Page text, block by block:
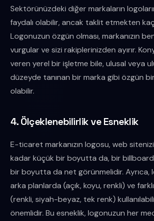
Sektörünüzdeki diğer markaların
faydalı olabilir, ancak taklit etmekten
Logonuzun özgün olması, markanızın
vurgular ve sizi rakiplerinizden ayırır.
veren yerel bir işletme bile, ulusal veya
düzeyde tanınan bir marka gibi özgün
olabilir.
4. Ölçeklenebilirlik ve Esneklik
E-ticaret markanızın logosu, web
kadar küçük bir boyutta da, bir
bir boyutta da net görünmelidir. Ayrıca,
arka planlarda (açık, koyu, renkli) ve
(renkli, siyah-beyaz, tek renk)
önemlidir. Bu esneklik, logonuzun her